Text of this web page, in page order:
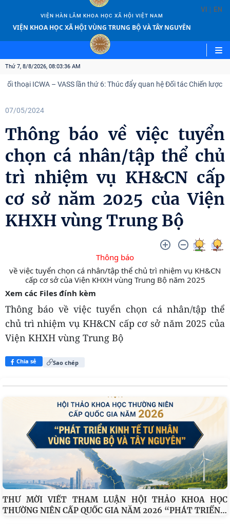
VIỆN HÀN LÂM KHOA HỌC XÃ HỘI VIỆT NAM
VIỆN KHOA HỌC XÃ HỘI VÙNG TRUNG BỘ VÀ TÂY NGUYÊN
VI | EN
Thứ 7, 8/8/2026, 08:03:36 AM
thoại ICWA – VASS lần thứ 6: Thúc đẩy quan hệ Đối tác Chiến lược
07/05/2024
Thông báo về việc tuyển
chọn cá nhân/tập thể chủ
trì nhiệm vụ KH&CN cấp
cơ sở năm 2025 của Viện
KHXH vùng Trung Bộ
Thông báo
về việc tuyển chọn cá nhân/tập thể chủ trì nhiệm vụ KH&CN
cấp cơ sở của Viện KHXH vùng Trung Bộ năm 2025
Xem các Files đính kèm
Thông báo về việc tuyển chọn cá nhân/tập thể
chủ trì nhiệm vụ KH&CN cấp cơ sở năm 2025 của
Viện KHXH vùng Trung Bộ
Chia sẻ Sao chép
THƯ MỜI VIẾT THAM LUẬN HỘI THẢO KHOA HỌC
THƯỜNG NIÊN CẤP QUỐC GIA NĂM 2026 “PHÁT TRIỂN…